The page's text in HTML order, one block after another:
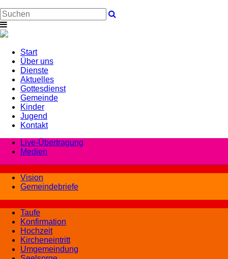
Start
Über uns
Dienste
Aktuelles
Gottesdienst
Gemeinde
Kinder
Jugend
Kontakt
Live-Übertragung
Medien
Vision
Gemeindebriefe
Taufe
Konfirmation
Hochzeit
Kircheneintritt
Umgemeindung